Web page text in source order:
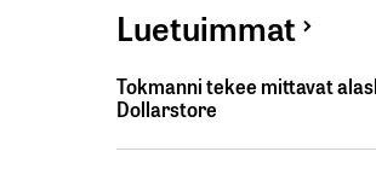
Luetuimmat
Tokmanni tekee mittavat
Dollarstore